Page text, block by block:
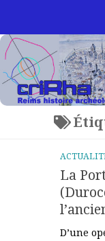
La
D’une